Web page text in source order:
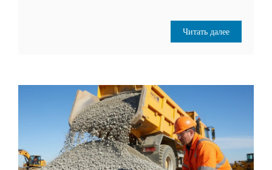
Читать далее